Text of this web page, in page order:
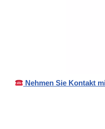
Nehmen Sie Kontakt